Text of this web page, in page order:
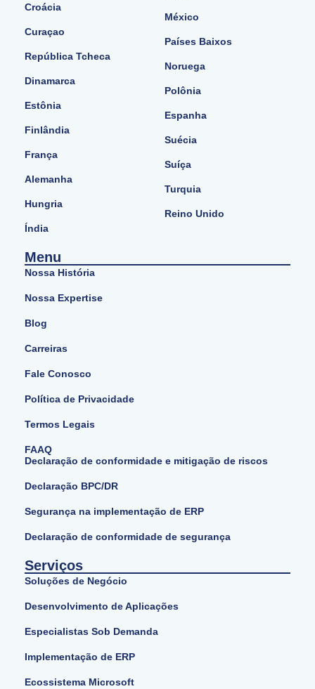
Croácia
Curaçao
República Tcheca
Dinamarca
Estônia
Finlândia
França
Alemanha
Hungria
Índia
México
Países Baixos
Noruega
Polônia
Espanha
Suécia
Suíça
Turquia
Reino Unido
Menu
Nossa História
Nossa Expertise
Blog
Carreiras
Fale Conosco
Política de Privacidade
Termos Legais
FAAQ
Declaração de conformidade e mitigação de riscos
Declaração BPC/DR
Segurança na implementação de ERP
Declaração de conformidade de segurança
Serviços
Soluções de Negócio
Desenvolvimento de Aplicações
Especialistas Sob Demanda
Implementação de ERP
Ecossistema Microsoft